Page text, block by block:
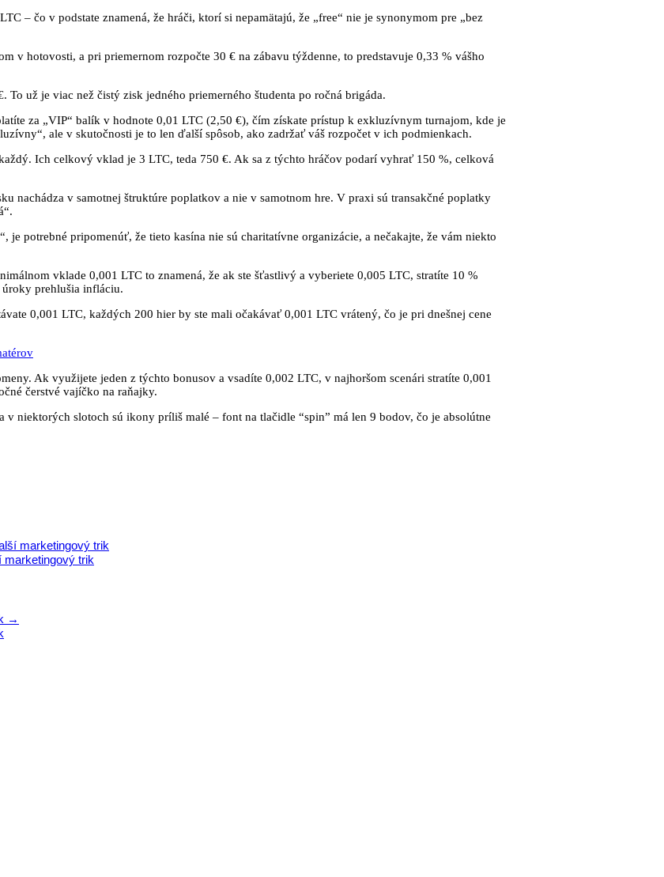
– čo v podstate znamená, že hráči, ktorí si nepamätajú, že „free“ nie je synonymom pre „bez
v hotovosti, a pri priemernom rozpočte 30 € na zábavu týždenne, to predstavuje 0,33 % vášho
už je viac než čistý zisk jedného priemerného študenta po ročná brigáda.
za „VIP“ balík v hodnote 0,01 LTC (2,50 €), čím získate prístup k exkluzívnym turnajom, kde je
ale v skutočnosti je to len ďalší spôsob, ako zadržať váš rozpočet v ich podmienkach.
Ich celkový vklad je 3 LTC, teda 750 €. Ak sa z týchto hráčov podarí vyhrať 150 %, celková
nachádza v samotnej štruktúre poplatkov a nie v samotnom hre. V praxi sú transakčné poplatky
potrebné pripomenúť, že tieto kasína nie sú charitatívne organizácie, a nečakajte, že vám niekto
vklade 0,001 LTC to znamená, že ak ste šťastlivý a vyberiete 0,005 LTC, stratíte 10 %
prehlušia infláciu.
0,001 LTC, každých 200 hier by ste mali očakávať 0,001 LTC vrátený, čo je pri dnešnej cene
Ak využijete jeden z týchto bonusov a vsadíte 0,002 LTC, v najhoršom scenári stratíte 0,001
čerstvé vajíčko na raňajky.
niektorých slotoch sú ikony príliš malé – font na tlačidle “spin” má len 9 bodov, čo je absolútne
marketingový trik
marketingový trik
→